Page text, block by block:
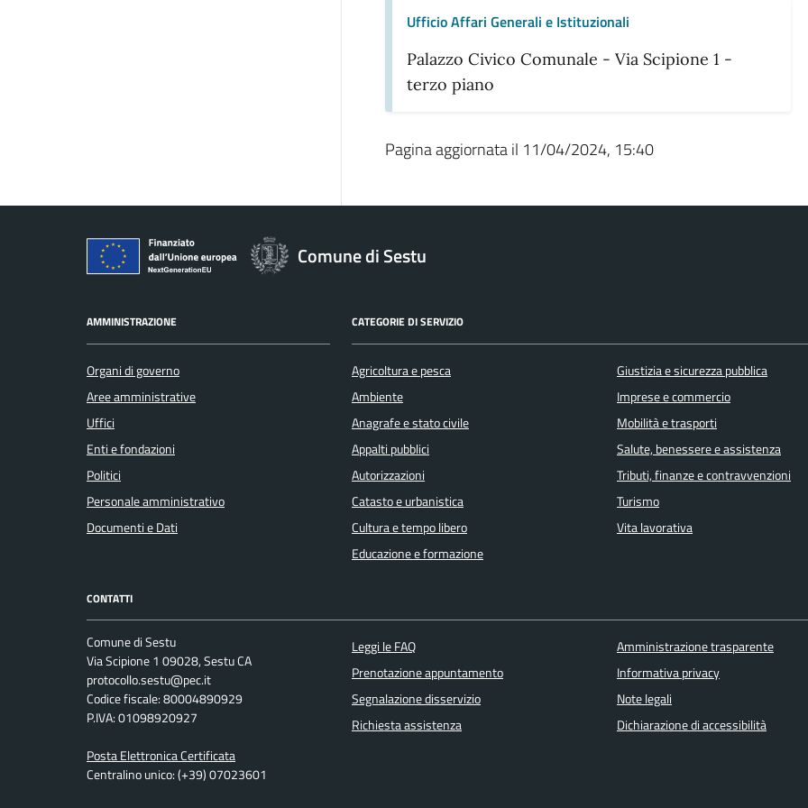
Ufficio Affari Generali e Istituzionali
Palazzo Civico Comunale - Via Scipione 1 -
terzo piano
Pagina aggiornata il 11/04/2024, 15:40
Comune di Sestu
AMMINISTRAZIONE
Organi di governo
Aree amministrative
Uffici
Enti e fondazioni
Politici
Personale amministrativo
Documenti e Dati
CATEGORIE DI SERVIZIO
Agricoltura e pesca
Ambiente
Anagrafe e stato civile
Appalti pubblici
Autorizzazioni
Catasto e urbanistica
Cultura e tempo libero
Educazione e formazione
Giustizia e sicurezza pubblica
Imprese e commercio
Mobilità e trasporti
Salute, benessere e assistenza
Tributi, finanze e contravvenzioni
Turismo
Vita lavorativa
CONTATTI
Comune di Sestu
Via Scipione 1 09028, Sestu CA
protocollo.sestu@pec.it
Codice fiscale: 80004890929
P.IVA: 01098920927
Posta Elettronica Certificata
Centralino unico: (+39) 07023601
Leggi le FAQ
Prenotazione appuntamento
Segnalazione disservizio
Richiesta assistenza
Amministrazione trasparente
Informativa privacy
Note legali
Dichiarazione di accessibilità